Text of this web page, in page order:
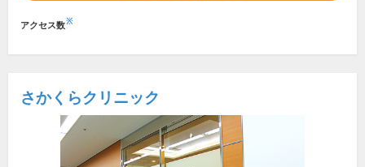
アクセス数※
さかくらクリニック